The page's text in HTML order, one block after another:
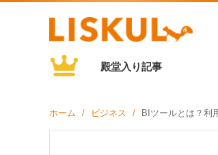
殿堂入り記事
ホーム ビジネス BIツールとは？利